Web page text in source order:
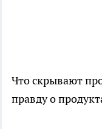
Что скрывают
правду о